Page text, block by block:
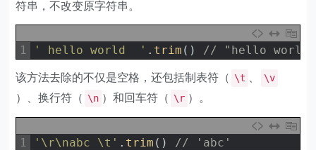
符串，不改变原字符串。
1 ' hello world  ' . trim ( ) // "hello world"
该方法去除的不仅是空格，还包括制表符（ \t \v
）、换行符（ \n ）和回车符（ \r ）。
1 '\r\nabc \t' . trim ( ) // 'abc'